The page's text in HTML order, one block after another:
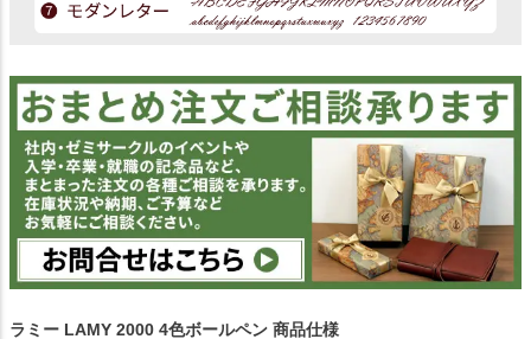
ラミー LAMY 2000 4色ボールペン 商品仕様